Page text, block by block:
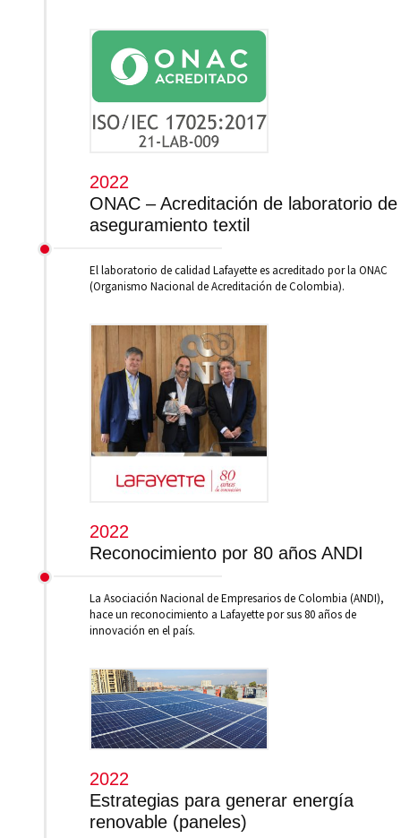
2022
ONAC – Acreditación de laboratorio de
aseguramiento textil
El laboratorio de calidad Lafayette es acreditado por la ONAC
(Organismo Nacional de Acreditación de Colombia).
2022
Reconocimiento por 80 años ANDI
La Asociación Nacional de Empresarios de Colombia (ANDI),
hace un reconocimiento a Lafayette por sus 80 años de
innovación en el país.
2022
Estrategias para generar energía
renovable (paneles)